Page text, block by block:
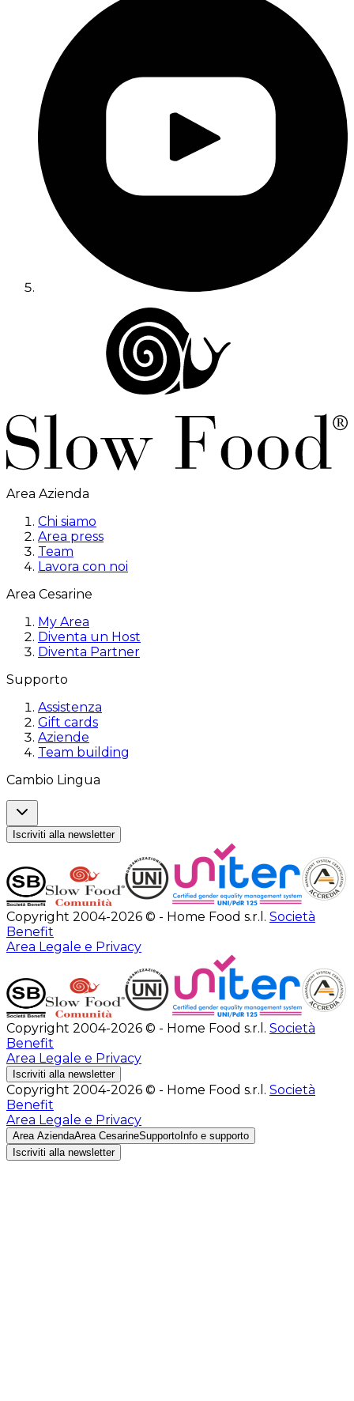
Area Azienda
Chi siamo
Area press
Team
Lavora con noi
Area Cesarine
My Area
Diventa un Host
Diventa Partner
Supporto
Assistenza
Gift cards
Aziende
Team building
Cambio Lingua
Iscriviti alla newsletter
Copyright 2004-2026 © - Home Food s.r.l. Società
Benefit
Area Legale e Privacy
Copyright 2004-2026 © - Home Food s.r.l. Società
Benefit
Area Legale e Privacy
Iscriviti alla newsletter
Copyright 2004-2026 © - Home Food s.r.l. Società
Benefit
Area Legale e Privacy
Area AziendaArea CesarineSupporto Info e supporto
Iscriviti alla newsletter